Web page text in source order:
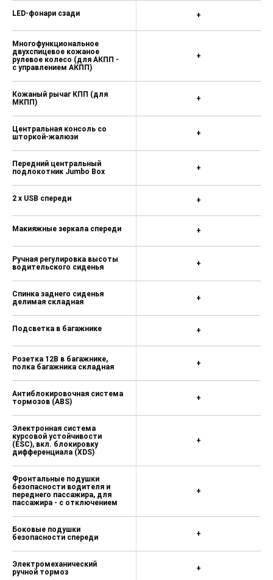
Коленная подушка безопасности —
Боковые подушки безопасности
спереди, шторки безопасности —
21 200 ₽
Боковые подушки безопасности
спереди и сзади, шторки
Датчик усталости водителя — 2
700 ₽
Круиз-контроль с ограничителем
скорости — 11 000 ₽
Climatronic — 5 500 ₽
Assist (без адаптивного круиз-
контроля) — 28 200 ₽
Ассистент движения по полосе —
Ассистент движения по полосе в
сочетании с "Система контроля
дистанции Front Assist (без
адаптивного круиз-контроля)" — 20
Задние датчики парковки — 19 800
₽
Ассистент подъема в гору (только
для МКПП) — 5 000 ₽
противотуманные фары — 15 000
₽
Омыватель фар — 8 400 ₽
Обогреваемые форсунки
омывателя лобового стекла — 1
000 ₽
Функция SmartLink+ (для Swing) —
11 000 ₽
500 ₽
LED-фонари сзади
Многофункциональное
двухспицевое кожаное
рулевое колесо (для АКПП -
с управлением АКПП)
Кожаный рычаг КПП (для
МКПП)
Центральная консоль со
шторкой-жалюзи
Передний центральный
подлокотник Jumbo Box
2 x USB спереди
Макияжные зеркала спереди
Ручная регулировка высоты
водительского сиденья
Спинка заднего сиденья
делимая складная
Подсветка в багажнике
Розетка 12В в багажнике,
полка багажника складная
Антиблокировочная система
тормозов (ABS)
Электронная система
курсовой устойчивости
(ESC), вкл. блокировку
дифференциала (XDS)
Фронтальные подушки
безопасности водителя и
переднего пассажира, для
пассажира - с отключением
Боковые подушки
безопасности спереди
Электромеханический
ручной тормоз
+
+
+
+
+
+
+
+
+
+
+
+
+
+
+
+